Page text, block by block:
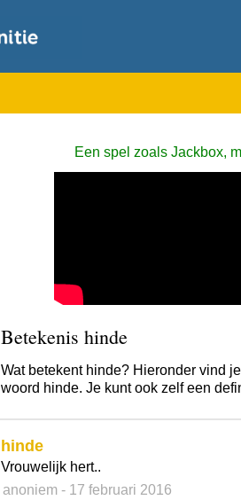
Een spel zoals Jackbox,
Betekenis hinde
Wat betekent hinde? Hieronder vind
woord hinde. Je kunt ook zelf een
hinde
Vrouwelijk hert..
anoniem - 17 februari 2016